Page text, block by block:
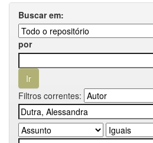
Buscar em:
por
Filtros correntes: